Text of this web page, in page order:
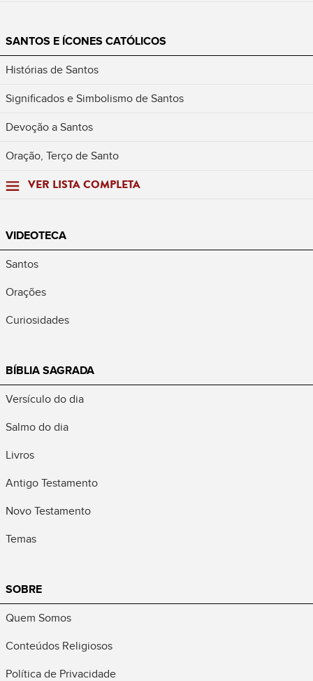
SANTOS E ÍCONES CATÓLICOS
Histórias de Santos
Significados e Simbolismo de Santos
Devoção a Santos
Oração, Terço de Santo
VER LISTA COMPLETA
VIDEOTECA
Santos
Orações
Curiosidades
BÍBLIA SAGRADA
Versículo do dia
Salmo do dia
Livros
Antigo Testamento
Novo Testamento
Temas
SOBRE
Quem Somos
Conteúdos Religiosos
Política de Privacidade